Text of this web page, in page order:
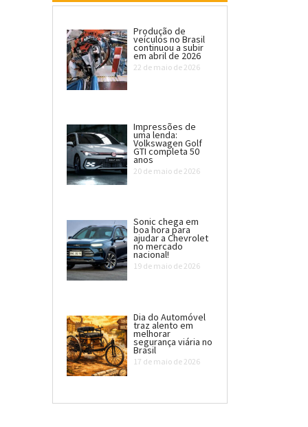
Produção de
veículos no Brasil
continuou a subir
em abril de 2026
22 de maio de 2026
Impressões de
uma lenda:
Volkswagen Golf
GTI completa 50
anos
20 de maio de 2026
Sonic chega em
boa hora para
ajudar a Chevrolet
no mercado
nacional!
19 de maio de 2026
Dia do Automóvel
traz alento em
melhorar
segurança viária no
Brasil
17 de maio de 2026